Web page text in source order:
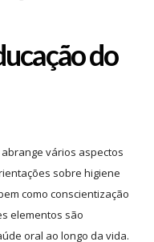
do
vários aspectos
sobre higiene
como conscientização
elementos são
oral ao longo da vida.